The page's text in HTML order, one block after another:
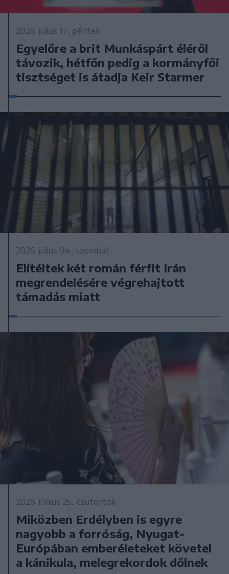
2026. július 17., péntek
Egyelőre a brit Munkáspárt éléről
távozik, hétfőn pedig a kormányfői
tisztséget is átadja Keir Starmer
2026. július 04., szombat
Elítéltek két román férfit Irán
megrendelésére végrehajtott
támadás miatt
2026. június 25., csütörtök
Miközben Erdélyben is egyre
nagyobb a forróság, Nyugat-
Európában emberéleteket követel
a kánikula, melegrekordok dőlnek